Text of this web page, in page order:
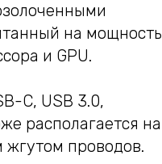
на мощность
и GPU.
C, USB 3.0,
располагается на
жгутом проводов.